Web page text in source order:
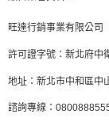
旺達行銷事業有限公司
許可證字號：新北府中
地址：新北市中和區中
諮詢專線：